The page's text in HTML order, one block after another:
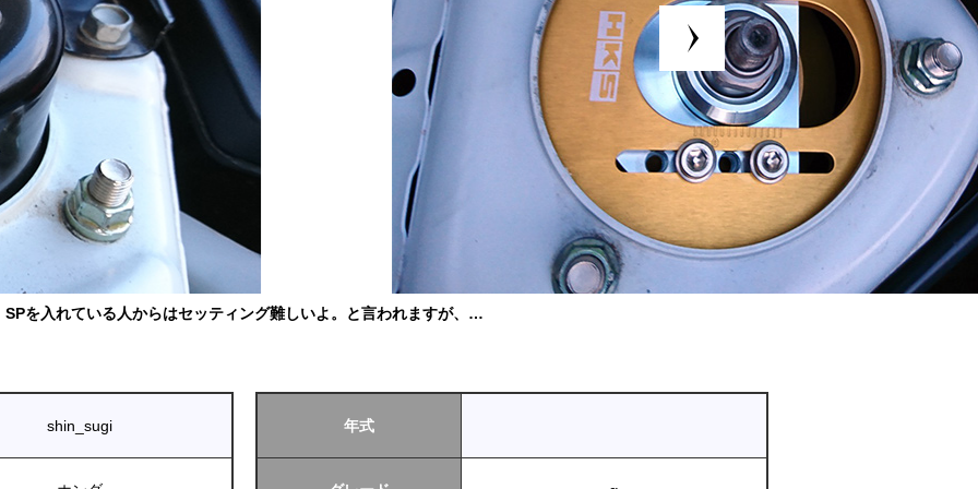
SPを入れている人からはセッティング難しいよ。と言われますが、…
shin_sugi 年式